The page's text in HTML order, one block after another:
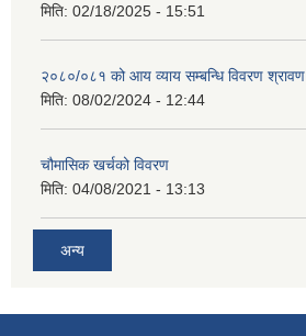
मिति: 02/18/2025 - 15:51
२०८०/०८१ को आय व्याय सम्बन्धि विवरण श्रावण
मिति: 08/02/2024 - 12:44
चौमासिक खर्चको विवरण
मिति: 04/08/2021 - 13:13
अन्य